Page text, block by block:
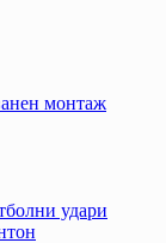
монтаж
удари